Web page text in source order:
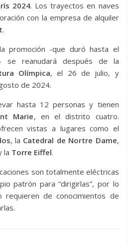
2024. Los trayectos en naves
con la empresa de alquiler
.
promoción -que duró hasta el
se reanudará después de la
Olímpica, el 26 de julio, y
de 2024.
hasta 12 personas y tienen
Marie, en el distrito cuatro.
vistas a lugares como el
, la Catedral de Nortre Dame,
la Torre Eiffel.
son totalmente eléctricas
patrón para “dirigirlas”, por lo
requieren de conocimientos de